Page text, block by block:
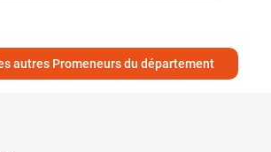
autres Promeneurs du département